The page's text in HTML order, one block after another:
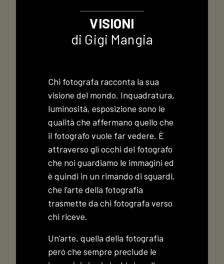
VISIONI
di Gigi Mangia
Chi fotografa racconta la sua
visione del mondo. Inquadratura,
luminosità, esposizione sono le
qualità che affermano quello che
il fotografo vuole far vedere. È
attraverso gli occhi del fotografo
che noi guardiamo le immagini ed
è quindi in un rimando di sguardi,
che l’arte della fotografia
trasmette da chi fotografa verso
chi riceve.
Un’arte, quella della fotografia
peró che sempre preclude le